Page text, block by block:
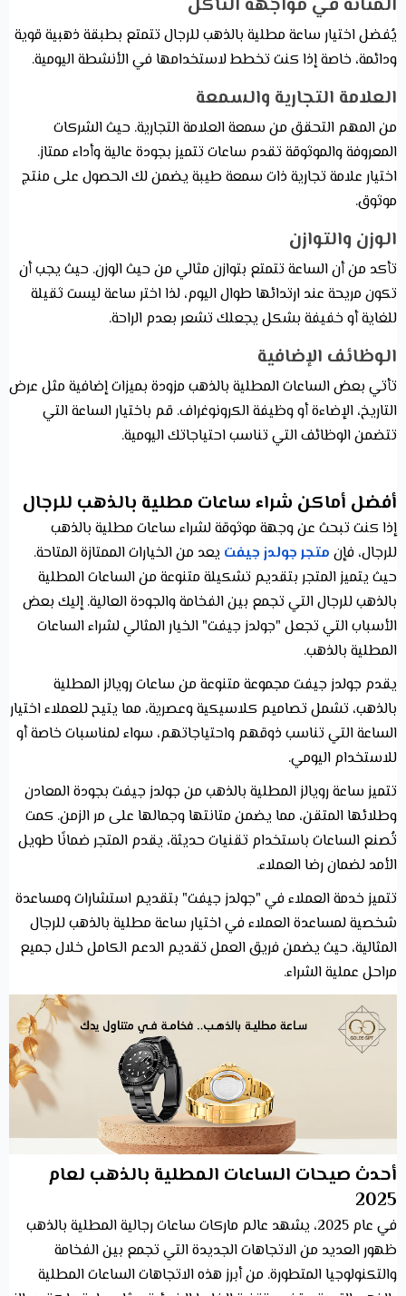
المتانة في مواجهة التآكل
يُفضل اختيار ساعة مطلية بالذهب للرجال تتمتع بطبقة ذهبية قوية
ودائمة، خاصة إذا كنت تخطط لاستخدامها في الأنشطة اليومية.
العلامة التجارية والسمعة
من المهم التحقق من سمعة العلامة التجارية. حيث الشركات
المعروفة والموثوقة تقدم ساعات تتميز بجودة عالية وأداء ممتاز.
اختيار علامة تجارية ذات سمعة طيبة يضمن لك الحصول على منتج
موثوق.
الوزن والتوازن
تأكد من أن الساعة تتمتع بتوازن مثالي من حيث الوزن. حيث يجب أن
تكون مريحة عند ارتدائها طوال اليوم، لذا اختر ساعة ليست ثقيلة
للغاية أو خفيفة بشكل يجعلك تشعر بعدم الراحة.
الوظائف الإضافية
تأتي بعض الساعات المطلية بالذهب مزودة بميزات إضافية مثل عرض
التاريخ، الإضاءة أو وظيفة الكرونوغراف. قم باختيار الساعة التي
تتضمن الوظائف التي تناسب احتياجاتك اليومية.
أفضل أماكن شراء ساعات مطلية بالذهب للرجال
إذا كنت تبحث عن وجهة موثوقة لشراء ساعات مطلية بالذهب
للرجال، فإن متجر جولدز جيفت يعد من الخيارات الممتازة المتاحة.
حيث يتميز المتجر بتقديم تشكيلة متنوعة من الساعات المطلية
بالذهب للرجال التي تجمع بين الفخامة والجودة العالية. إليك بعض
الأسباب التي تجعل "جولدز جيفت" الخيار المثالي لشراء الساعات
المطلية بالذهب.
يقدم جولدز جيفت مجموعة متنوعة من ساعات رويالز المطلية
بالذهب، تشمل تصاميم كلاسيكية وعصرية، مما يتيح للعملاء اختيار
الساعة التي تناسب ذوقهم واحتياجاتهم، سواء لمناسبات خاصة أو
للاستخدام اليومي.
تتميز ساعة رويالز المطلية بالذهب من جولدز جيفت بجودة المعادن
وطلائها المتقن، مما يضمن متانتها وجمالها على مر الزمن. كمت
تُصنع الساعات باستخدام تقنيات حديثة، يقدم المتجر ضمانًا طويل
الأمد لضمان رضا العملاء.
تتميز خدمة العملاء في "جولدز جيفت" بتقديم استشارات ومساعدة
شخصية لمساعدة العملاء في اختيار ساعة مطلية بالذهب للرجال
المثالية، حيث يضمن فريق العمل تقديم الدعم الكامل خلال جميع
مراحل عملية الشراء.
أحدث صيحات الساعات المطلية بالذهب لعام
2025
في عام 2025، يشهد عالم ماركات ساعات رجالية المطلية بالذهب
ظهور العديد من الاتجاهات الجديدة التي تجمع بين الفخامة
والتكنولوجيا المتطورة. من أبرز هذه الاتجاهات الساعات المطلية